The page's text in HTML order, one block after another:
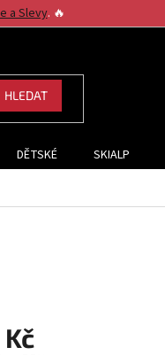
a Slevy. 🔥
HLEDAT
DĚTSKÉ SKIALP